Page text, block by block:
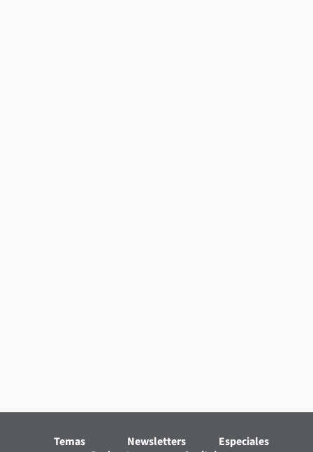
Temas Newsletters
Especiales